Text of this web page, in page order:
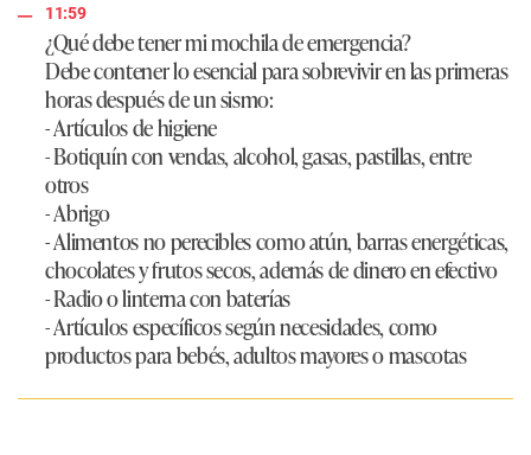
11:59
¿Qué debe tener mi mochila de emergencia?
Debe contener lo esencial para sobrevivir en las primeras
horas después de un sismo:
- Artículos de higiene
- Botiquín con vendas, alcohol, gasas, pastillas, entre
otros
- Abrigo
- Alimentos no perecibles como atún, barras energéticas,
chocolates y frutos secos, además de dinero en efectivo
- Radio o linterna con baterías
- Artículos específicos según necesidades, como
productos para bebés, adultos mayores o mascotas